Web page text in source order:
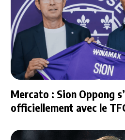
Mercato : Sion Oppong
officiellement avec le